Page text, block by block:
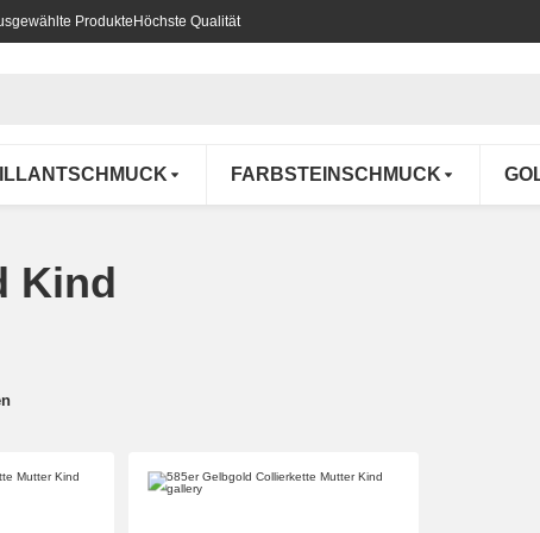
Produkte Höchste Qualität
FARBSTEINSCHMUCK
Kind